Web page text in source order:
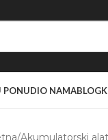
PONUDIO NAMABLOG
/Akumulatorski